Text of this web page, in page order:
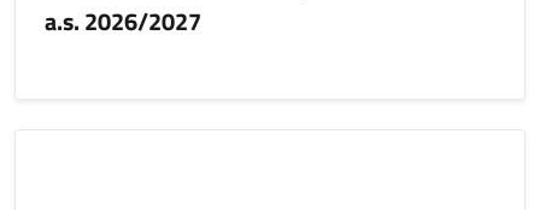
a.s. 2026/2027